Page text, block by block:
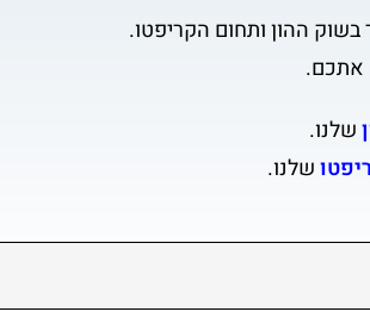
בשוק ההון ותחום הקריפטו.
אתכם.
שלנו.
שלנו.